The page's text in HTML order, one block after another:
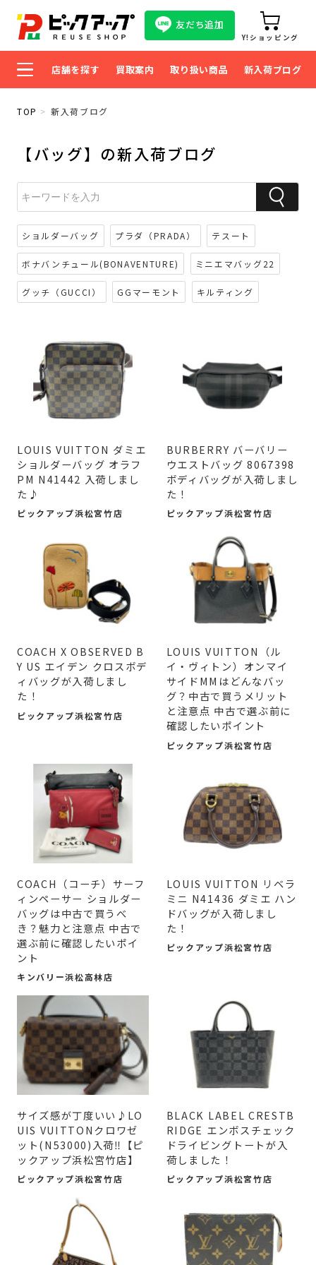
友だち追加
Y!ショッピング
店舗を探す 買取案内 取り扱い商品 新入荷ブログ
TOP 新入荷ブログ
【バッグ】の新入荷ブログ
ショルダーバッグ プラダ（PRADA） テスート
ボナバンチュール(BONAVENTURE) ミニエマバッグ22
グッチ（GUCCI） GGマーモント キルティング
LOUIS VUITTON ダミエ
ショルダーバッグ オラフ
PM N41442 入荷しまし
た♪
ピックアップ浜松宮竹店
BURBERRY バーバリー
ウエストバッグ 8067398
ボディバッグが入荷しまし
た！
ピックアップ浜松宮竹店
COACH X OBSERVED B
Y US エイデン クロスボデ
ィバッグが入荷しまし
た！
ピックアップ浜松宮竹店
LOUIS VUITTON（ル
イ・ヴィトン）オンマイ
サイドMMはどんなバッ
グ？中古で買うメリット
と注意点 中古で選ぶ前に
確認したいポイント
ピックアップ浜松宮竹店
COACH（コーチ）サーフ
ィンペーサー ショルダー
バッグは中古で買うべ
き？魅力と注意点 中古で
選ぶ前に確認したいポイ
ント
キンバリー浜松高林店
LOUIS VUITTON リベラ
ミニ N41436 ダミエ ハン
ドバッグが入荷しまし
た！
ピックアップ浜松宮竹店
サイズ感が丁度いい♪LO
UIS VUITTONクロワゼ
ット(N53000)入荷‼【ピ
ックアップ浜松宮竹店】
ピックアップ浜松宮竹店
BLACK LABEL CRESTB
RIDGE エンボスチェック
ドライビングトートが入
荷しました！
ピックアップ浜松宮竹店